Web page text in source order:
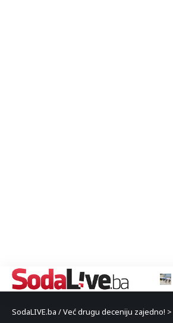
SodaLIVE.ba / Već drugu deceniju zajedno! >